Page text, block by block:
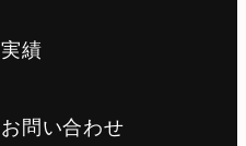
実績
お問い合わせ